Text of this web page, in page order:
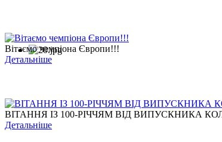
Вітаємо чемпіона Європи!!!
Детальніше
ВІТАННЯ ІЗ 100-РІЧЧЯМ ВІД ВИПУСКНИКА
Детальніше